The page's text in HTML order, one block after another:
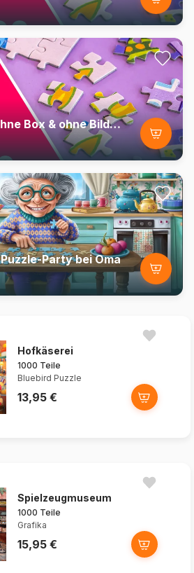
Mystery Puzzle ohne Box & ohne Bild - Beutel mit 500 Teilen
Puzzle-Party bei Oma
Hofkäserei
1000 Teile
Bluebird Puzzle
13,95 €
Spielzeugmuseum
1000 Teile
Grafika
15,95 €